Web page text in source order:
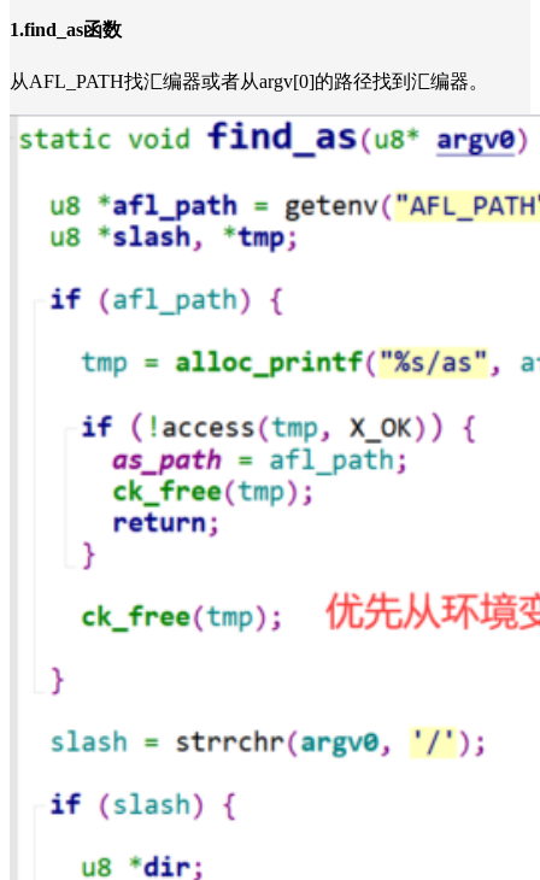
1.find_as函数
从AFL_PATH找汇编器或者从argv[0]的路径找到汇编器。